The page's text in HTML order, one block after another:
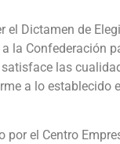
el Dictamen de
la Confederación
las
a lo establecido
el Centro